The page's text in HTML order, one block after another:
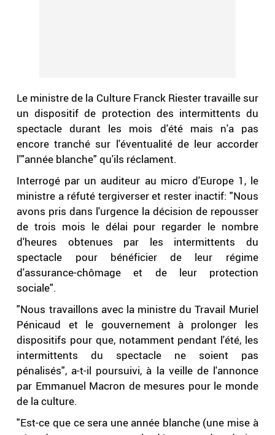
Le ministre de la Culture Franck Riester travaille sur
un dispositif de protection des intermittents du
spectacle durant les mois d'été mais n'a pas
encore tranché sur l'éventualité de leur accorder
l'"année blanche" qu'ils réclament.
Interrogé par un auditeur au micro d'Europe 1, le
ministre a réfuté tergiverser et rester inactif: "Nous
avons pris dans l'urgence la décision de repousser
de trois mois le délai pour regarder le nombre
d'heures obtenues par les intermittents du
spectacle pour bénéficier de leur régime
d'assurance-chômage et de leur protection
sociale".
"Nous travaillons avec la ministre du Travail Muriel
Pénicaud et le gouvernement à prolonger les
dispositifs pour que, notamment pendant l'été, les
intermittents du spectacle ne soient pas
pénalisés", a-t-il poursuivi, à la veille de l'annonce
par Emmanuel Macron de mesures pour le monde
de la culture.
"Est-ce que ce sera une année blanche (une mise à